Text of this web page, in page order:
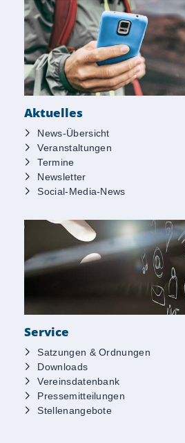
Aktuelles
News-Übersicht
Veranstaltungen
Termine
Newsletter
Social-Media-News
Service
Satzungen & Ordnungen
Downloads
Vereinsdatenbank
Pressemitteilungen
Stellenangebote